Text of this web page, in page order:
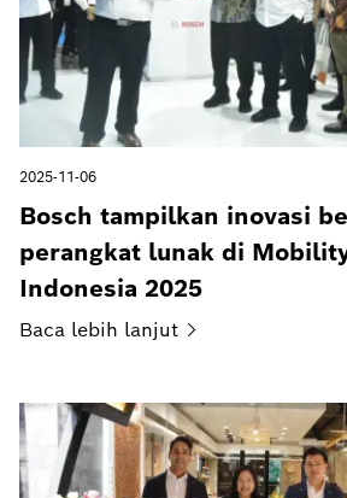
2025-11-06
Bosch tampilkan inovasi
perangkat lunak di
Indonesia 2025
Baca lebih lanjut